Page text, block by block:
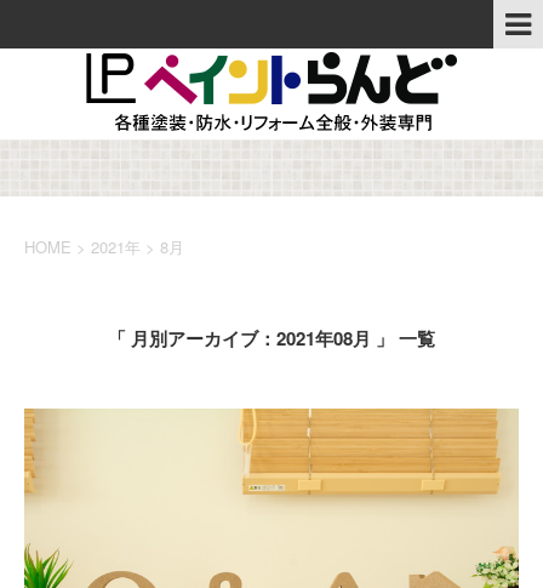
HOME > 2021年 > 8月
「 月別アーカイブ：2021年08月 」 一覧